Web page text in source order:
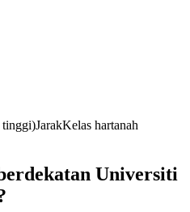
tinggi)JarakKelas hartanah
Universiti